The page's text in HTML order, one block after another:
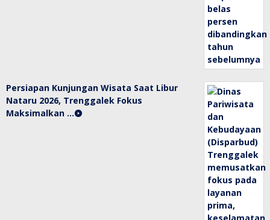
Persiapan Kunjungan Wisata Saat Libur
Nataru 2026, Trenggalek Fokus
Maksimalkan …